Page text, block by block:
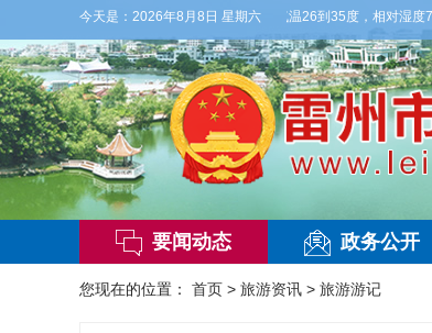
今天是： 2026年8月8日 星期六
云，局部有雷阵雨，偏西风2到3级，气温26到35度，相对湿度70%
要闻动态 政务公开
您现在的位置： 首页 > 旅游资讯 > 旅游游记